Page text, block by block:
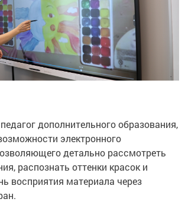
дополнительного образования,
электронного
детально рассмотреть
распознать оттенки красок и
восприятия материала через